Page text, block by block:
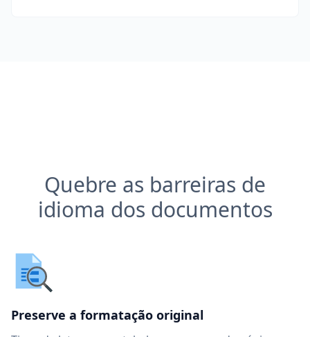
Quebre as barreiras de
idioma dos documentos
Preserve a formatação original